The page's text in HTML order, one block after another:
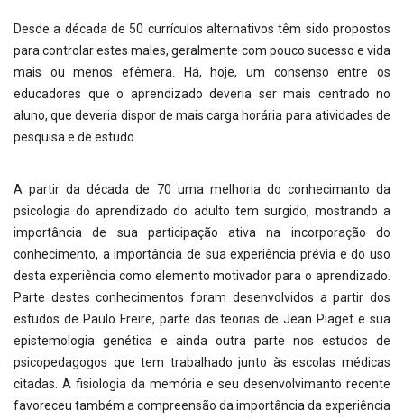
Desde a década de 50 currículos alternativos têm sido propostos
para controlar estes males, geralmente com pouco sucesso e vida
mais ou menos efêmera. Há, hoje, um consenso entre os
educadores que o aprendizado deveria ser mais centrado no
aluno, que deveria dispor de mais carga horária para atividades de
pesquisa e de estudo.
A partir da década de 70 uma melhoria do conhecimanto da
psicologia do aprendizado do adulto tem surgido, mostrando a
importância de sua participação ativa na incorporação do
conhecimento, a importância de sua experiência prévia e do uso
desta experiência como elemento motivador para o aprendizado.
Parte destes conhecimentos foram desenvolvidos a partir dos
estudos de Paulo Freire, parte das teorias de Jean Piaget e sua
epistemologia genética e ainda outra parte nos estudos de
psicopedagogos que tem trabalhado junto às escolas médicas
citadas. A fisiologia da memória e seu desenvolvimanto recente
favoreceu também a compreensão da importância da experiência